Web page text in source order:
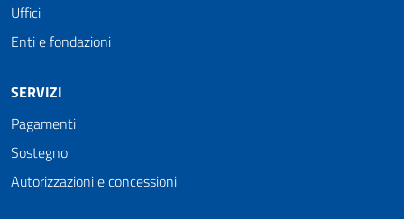
Uffici
Enti e fondazioni
SERVIZI
Pagamenti
Sostegno
Autorizzazioni e concessioni